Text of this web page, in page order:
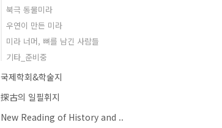
북극 동물미라
우연이 만든 미라
미라 너머, 뼈를 남긴 사람들
기타_준비중
국제학회&학술지
探古의 일필휘지
New Reading of History and ..